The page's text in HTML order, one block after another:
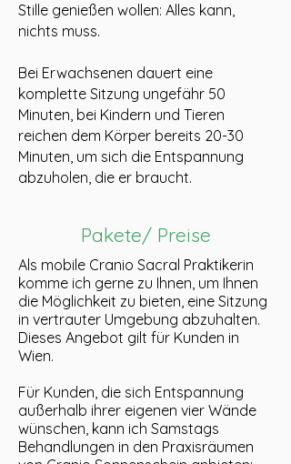
Stille genießen wollen: Alles kann,
nichts muss.
Bei Erwachsenen dauert eine
komplette Sitzung ungefähr 50
Minuten, bei Kindern und Tieren
reichen dem Körper bereits 20-30
Minuten, um sich die Entspannung
abzuholen, die er braucht.
Pakete/ Preise
Als mobile Cranio Sacral Praktikerin
komme ich gerne zu Ihnen, um Ihnen
die Möglichkeit zu bieten, eine Sitzung
in vertrauter Umgebung abzuhalten.
Dieses Angebot gilt für Kunden in
Wien.
Für Kunden, die sich Entspannung
außerhalb ihrer eigenen vier Wände
wünschen, kann ich Samstags
Behandlungen in den Praxisräumen